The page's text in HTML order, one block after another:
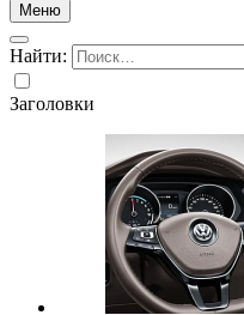
Меню
Найти:
Заголовки